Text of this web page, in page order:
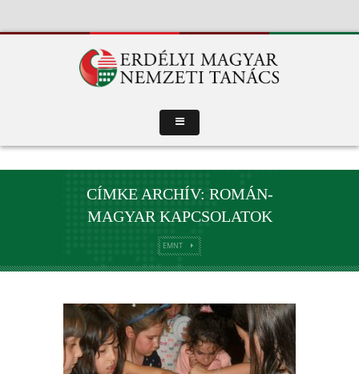
CÍMKE ARCHÍV: ROMÁN-
MAGYAR KAPCSOLATOK
EMNT